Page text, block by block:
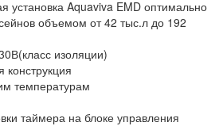
установка Aquaviva EMD оптимально
объемом от 42 тыс.л до 192
изоляции)
температурам
таймера на блоке управления